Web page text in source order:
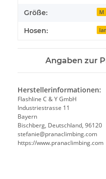
Größe: M
Hosen:
Angaben zur
Herstellerinformationen:
Flashline C & Y GmbH
Industriestrasse 11
Bayern
Bischberg, Deutschland, 96120
stefanie@pranaclimbing.com
https://www.pranaclimbing.com